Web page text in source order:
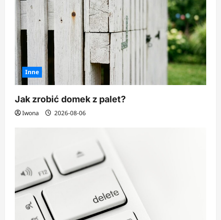
Inne
Jak zrobić domek z palet?
Iwona 2026-08-06